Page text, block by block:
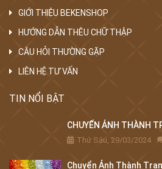
GIỚI THIỆU BEKENSHOP
HƯỚNG DẪN THÊU CHỮ THẬP
CÂU HỎI THƯỜNG GẶP
LIÊN HỆ TƯ VẤN
TIN NỔI BẬT
CHUYỂN ẢNH THÀNH
Thứ Sáu, 29/03/2024
Chuyển Ảnh Thành